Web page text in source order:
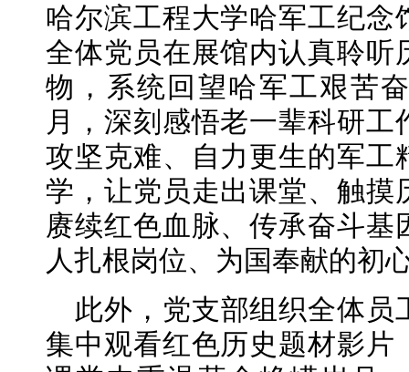
哈尔滨工程大学哈军工纪
全体党员在展馆内认真聆听
物，系统回望哈军工艰苦
月，深刻感悟老一辈科研
攻坚克难、自力更生的军工
学，让党员走出课堂、触
赓续红色血脉、传承奋斗
人扎根岗位、为国奉献的初
此外，党支部组织全体
集中观看红色历史题材影片